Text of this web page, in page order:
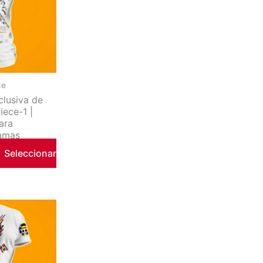
de
1 |
Seleccionar